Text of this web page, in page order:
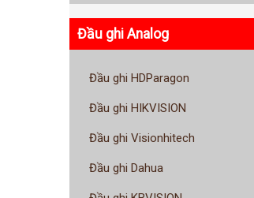
Đầu ghi Analog
Đầu ghi HDParagon
Đầu ghi HIKVISION
Đầu ghi Visionhitech
Đầu ghi Dahua